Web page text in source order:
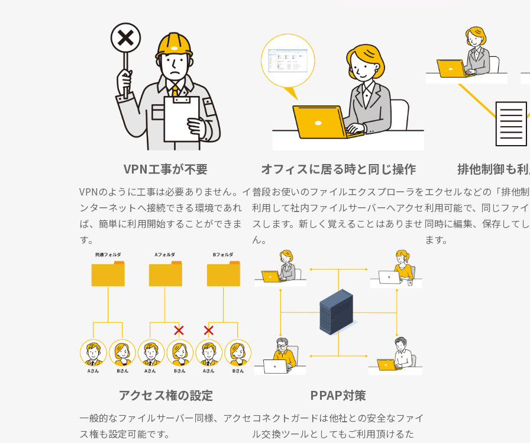
VPN工事が不要
VPNのように工事は必要ありません。イ
ンターネットへ接続できる環境であれ
ば、簡単に利用開始することができま
す。
オフィスに居る時と同じ操作
普段お使いのファイルエクスプローラを
利用して社内ファイルサーバーへアクセ
スします。新しく覚えることはありませ
ん。
排他制御も
エクセルなどの「排他
利用可能で、同じファ
同時に編集、保存して
ます。
アクセス権の設定
一般的なファイルサーバー同様、アクセ
ス権も設定可能です。
PPAP対策
コネクトガードは他社との安全なファイ
ル交換ツールとしてもご利用頂けるた